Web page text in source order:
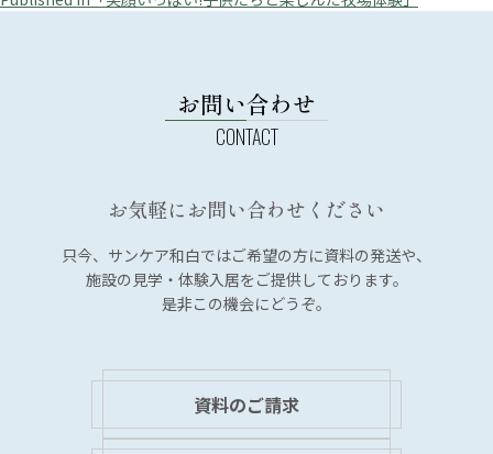
お問い合わせ
お気軽にお問い合わせください
只今、サンケア和白ではご希望の方に資料の発送や、
施設の見学・体験入居をご提供しております。
是非この機会にどうぞ。
資料のご請求